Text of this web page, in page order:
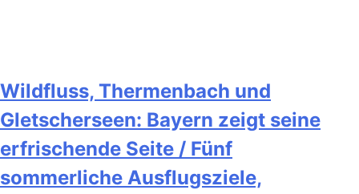
Wildfluss, Thermenbach und
Gletscherseen: Bayern zeigt seine
erfrischende Seite / Fünf
sommerliche Ausflugsziele,